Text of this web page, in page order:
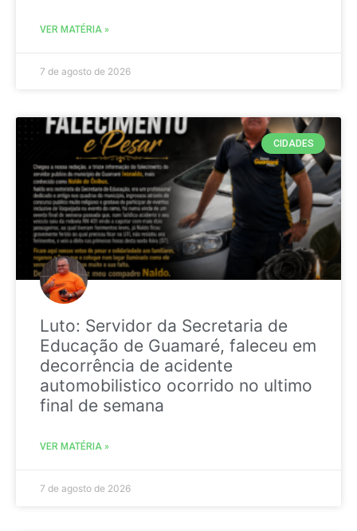
VER MATÉRIA »
7 de agosto de 2026
CIDADES
Luto: Servidor da Secretaria de
Educação de Guamaré, faleceu em
decorrência de acidente
automobilistico ocorrido no ultimo
final de semana
VER MATÉRIA »
7 de agosto de 2026